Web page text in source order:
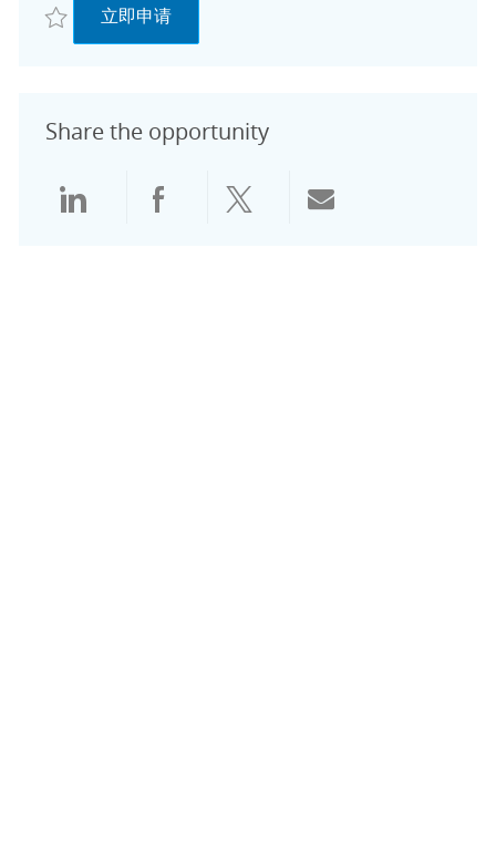
收藏 Senior Server Engineer, Features, Overwatch R027451
立即申请Senior Server Engineer, Features,
Share the opportunity
通过领英分享通过Facebook分享
通过推特分享